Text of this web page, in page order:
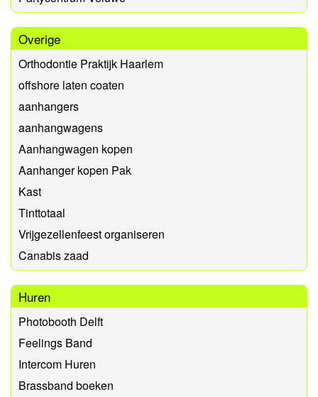
Overige
Orthodontie Praktijk Haarlem
offshore laten coaten
aanhangers
aanhangwagens
Aanhangwagen kopen
Aanhanger kopen Pak
Kast
Tinttotaal
Vrijgezellenfeest organiseren
Canabis zaad
Huren
Photobooth Delft
Feelings Band
Intercom Huren
Brassband boeken